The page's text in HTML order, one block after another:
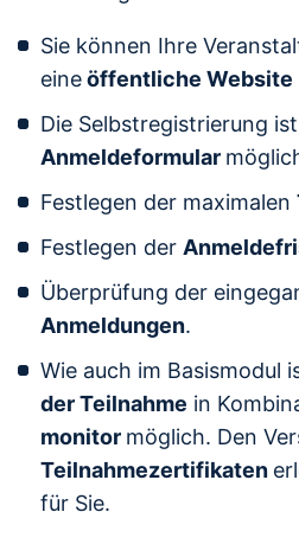
Sie können Ihre
eineöffentliche Website
Die Selbstregistrierung
Anmeldeformular
Festlegen der maximalen
Festlegen der
Überprüfung der
Anmeldungen.
Wie auch im Basismodul
der Teilnahme in
monitor möglich. Den
Teilnahmezertifikaten
für Sie.